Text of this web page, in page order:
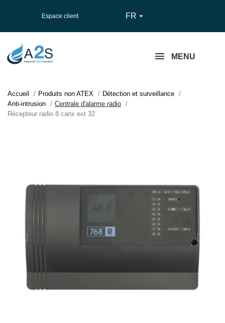
Espace client FR 
MENU
Accueil Produits non ATEX
Détection et surveillance
Anti-intrusion
Centrale d'alarme radio
Récepteur radio 8 canx ext 32